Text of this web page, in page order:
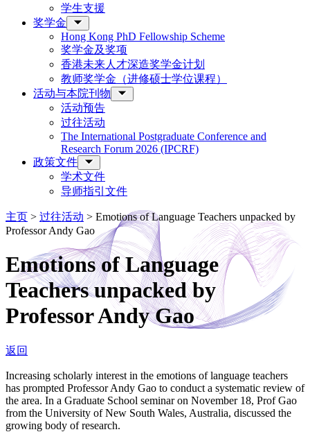
学生支援
奖学金
Hong Kong PhD Fellowship Scheme
奖学金及奖项
香港未来人才深造奖学金计划
教师奖学金（进修硕士学位课程）
活动与本院刊物
活动预告
过往活动
The International Postgraduate Conference and
Research Forum 2026 (IPCRF)
政策文件
学术文件
导师指引文件
主页 > 过往活动 > Emotions of Language Teachers unpacked by
Professor Andy Gao
Emotions of Language
Teachers unpacked by
Professor Andy Gao
返回
Increasing scholarly interest in the emotions of language teachers
has prompted Professor Andy Gao to conduct a systematic review of
the area. In a Graduate School seminar on November 18, Prof Gao
from the University of New South Wales, Australia, discussed the
growing body of research.